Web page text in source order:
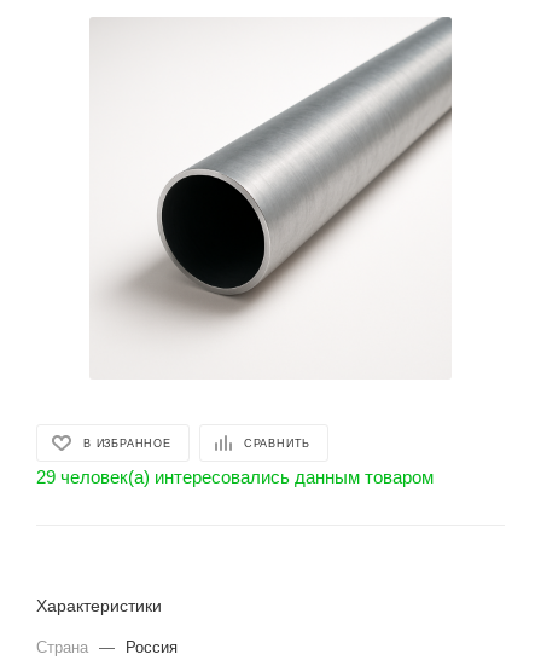
В ИЗБРАННОЕ СРАВНИТЬ
29 человек(а) интересовались данным товаром
Характеристики
Страна —
Россия